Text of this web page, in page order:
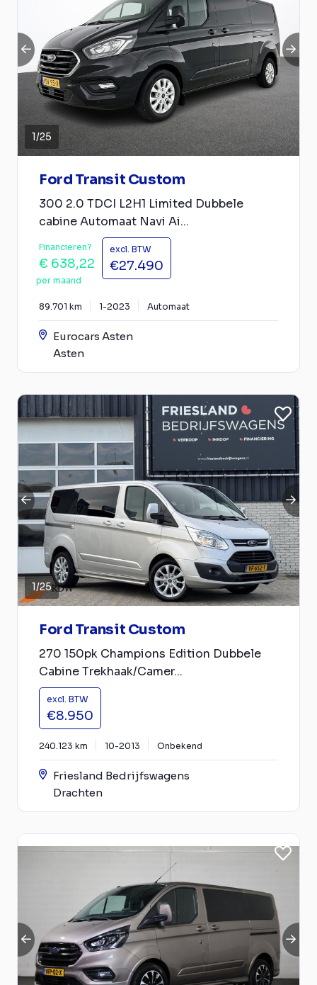
1/25
Ford Transit Custom
300 2.0 TDCI L2H1 Limited Dubbele
cabine Automaat Navi Ai...
Financieren?
€ 638,22
per maand
excl. BTW
€27.490
89.701 km 1-2023 Automaat
Eurocars Asten
Asten
1/25
Ford Transit Custom
270 150pk Champions Edition Dubbele
Cabine Trekhaak/Camer...
excl. BTW
€8.950
240.123 km 10-2013 Onbekend
Friesland Bedrijfswagens
Drachten